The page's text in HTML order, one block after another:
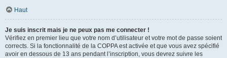
Haut
Je suis inscrit mais je ne peux pas me connecter !
Vérifiez en premier lieu que votre nom d’utilisateur et votre mot de passe soient
corrects. Si la fonctionnalité de la COPPA est activée et que vous avez spécifié
avoir en dessous de 13 ans pendant l’inscription, vous devrez suivre les